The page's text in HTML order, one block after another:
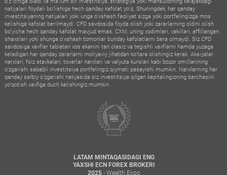
natijalari foydali bo‘lishiga hech qanday kafolat yo‘q. Shuningdek, har qanday
investitsiyaning natijalari yoki unga o‘xshash faoliyat sizga yoki portfelingizga mos
kelishiga kafolat berilmaydi. CFD savdosida foyda olish yoki zararlarning oldini olish
bo‘yicha hech qanday kafolat mavjud emas. CXM, uning xodimlari, vakillari, affillangan
shaxslari yoki shunga o‘xshash tomonlar bunday kafolatlarni bera olmaydi. Siz CFD
savdosiga xavflar tabiatan xos ekanini tan olasiz va tegishli xavflarni hamda yuzaga
keladigan har qanday zararlarni moliyaviy jihatdan ko‘tara olishingiz kerak. Aksiyalar
narxlari, foiz stavkalari, tovarlar narxlari va valyuta kurslari kabi bozor omillarining
o‘zgarishi sababli investitsiya portfelingiz qiymati pasayishi mumkin. Narxlarning har
qanday salbiy o‘zgarishi natijasida siz investitsiya qilgan kapitalingizning barchasini
yo‘qotish xavfiga duch kelishingiz mumkin.
LATAM MINTAQASIDAGI ENG
YAXSHI ECN FOREX BROKERI
2025- Wealth Expo